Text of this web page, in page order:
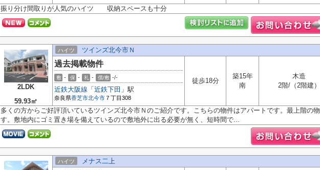
振り分け間取りが人気のハイツ 収納スペースも十分
2LDK
59.93㎡
ハイツ ツインズ北今市Ｎ
過去掲載物件
敷 - 保 - 礼 - 償/敷 -/-
近鉄大阪線 「 近鉄下田 」駅
奈良県香芝市北今市 ７丁目308
徒歩18分
築15年
南
木造
2階/（2階建）
多くの方からご好評頂いているツインズ北今市Ｎのご紹介です。こちらの物件はアパートです。最上階の
す。敷地内にゴミ置き場を備えているので敷地外に出る必要が無く、短時間で...
ハイツ メナス二上